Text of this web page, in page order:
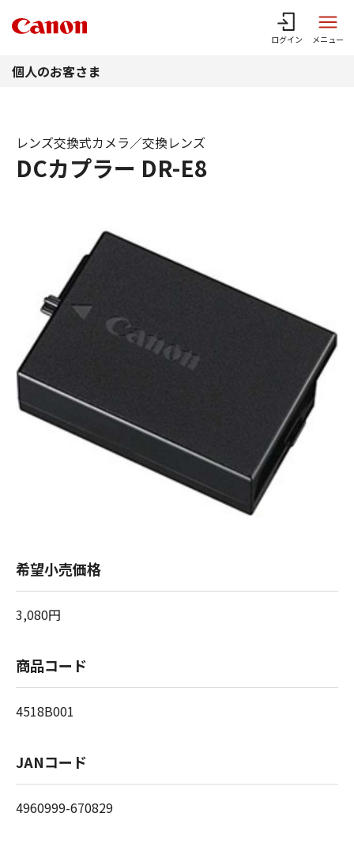
ログイン メニュー
個人のお客さま
DCカプラー DR-E8
レンズ交換式カメラ／交換レンズ
希望小売価格
3,080円
商品コード
4518B001
JANコード
4960999-670829